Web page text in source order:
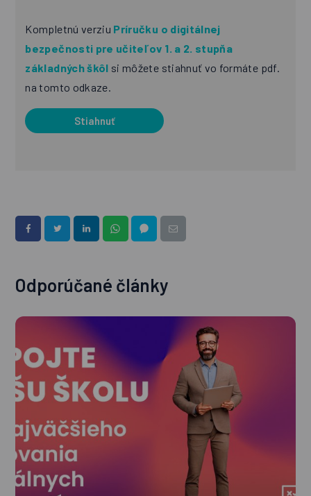
Kompletnú verziu Príručku o digitálnej
bezpečnosti pre učiteľov 1. a 2. stupňa
základných škôl si môžete stiahnuť vo formáte pdf.
na tomto odkaze.
Stiahnuť
Odporúčané články